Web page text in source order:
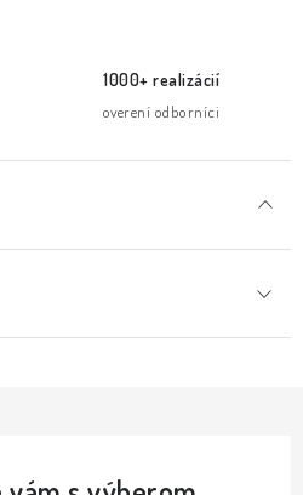
1000+ realizácií
overení odborníci